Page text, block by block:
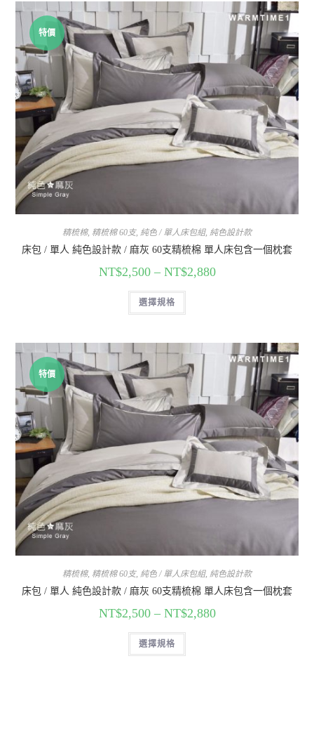
特價
精梳棉, 精梳棉 60支, 純色 / 單人床包組, 純色設計款
床包 / 單人 純色設計款 / 麻灰 60支精梳棉 單人床包含一個枕套
NT$2,500– NT$2,880
選擇規格
特價
精梳棉, 精梳棉 60支, 純色 / 單人床包組, 純色設計款
床包 / 單人 純色設計款 / 麻灰 60支精梳棉 單人床包含一個枕套
NT$2,500– NT$2,880
選擇規格